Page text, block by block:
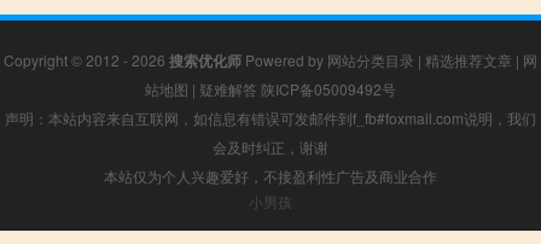
Copyright © 2012 - 2026 搜索优化师 Powered by 网站分类目录 | 精选推荐文章 | 网
站地图 | 疑难解答 陕ICP备05009492号
声明：本站内容来自互联网，如信息有错误可发邮件到f_fb#foxmail.com说明，我们
会及时纠正，谢谢
本站仅为个人兴趣爱好，不接盈利性广告及商业合作
小男孩